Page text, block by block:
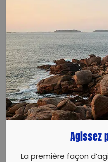
Nous vous accueillerons
et vous fournirons
:
– gants
– gilets QNSCNT
– sacs de tri
– pinces à déchets
– seaux pour les mégots
recyclés.
L’évènement se
également offert.
Vous deviendrez les
Agissez
La première façon